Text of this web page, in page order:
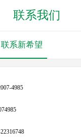
联系我们
联系新希望
4985